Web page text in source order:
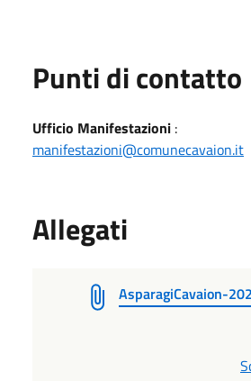
Punti di contatto
Ufficio Manifestazioni :
manifestazioni@comunecavaion.it
Allegati
AsparagiCavaion-